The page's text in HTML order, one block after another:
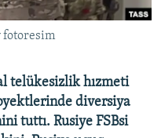
fotoresim
telükesizlik hızmeti
diversiya
tuttı. Rusiye FSBsi